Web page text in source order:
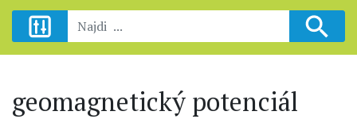
geomagnetický potenciál